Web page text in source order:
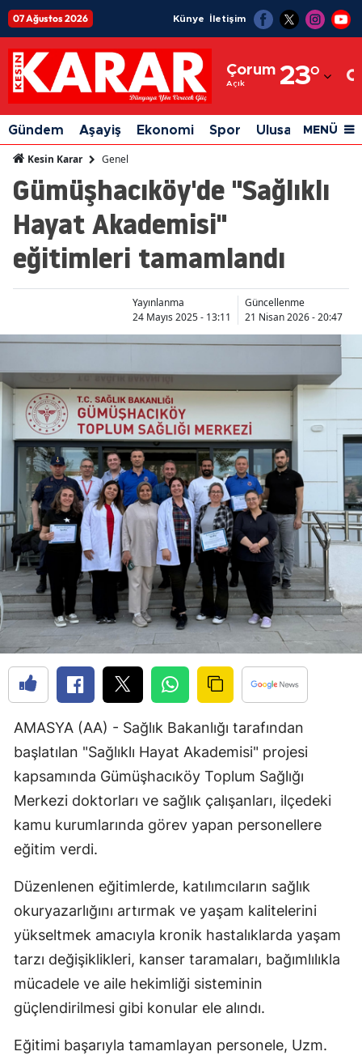
07 Ağustos 2026 Künye İletişim
Çorum
Açık 23°
Adıyaman
Afyonkarahisar
Ağrı
Amasya
Antalya
Aydın
Balıkesir
Bilecik
Bingöl
Bitlis
Bolu
Burdur
Bursa
Çanakkale
Çankırı
Çorum
Denizli
Edirne
Elazığ
Erzincan
Eskişehir
Gaziantep
Giresun
Gümüşhane
Hakkari
Hatay
Gündem Aşayiş Ekonomi Spor Ulusal Siyaset
MENÜ
Kesin Karar Genel
Gümüşhacıköy'de "Sağlıklı
Hayat Akademisi"
eğitimleri tamamlandı
Yayınlanma
24 Mayıs 2025 - 13:11
Güncellenme
21 Nisan 2026 - 20:47
AMASYA (AA) - Sağlık Bakanlığı tarafından
başlatılan "Sağlıklı Hayat Akademisi" projesi
kapsamında Gümüşhacıköy Toplum Sağlığı
Merkezi doktorları ve sağlık çalışanları, ilçedeki
kamu kurumlarında görev yapan personellere
eğitim verdi.
Düzenlenen eğitimlerde, katılımcıların sağlık
okuryazarlığını artırmak ve yaşam kalitelerini
yükseltmek amacıyla kronik hastalıklarda yaşam
tarzı değişiklikleri, kanser taramaları, bağımlılıkla
mücadele ve aile hekimliği sisteminin
güçlendirilmesi gibi konular ele alındı.
Eğitimi başarıyla tamamlayan personele, Uzm.